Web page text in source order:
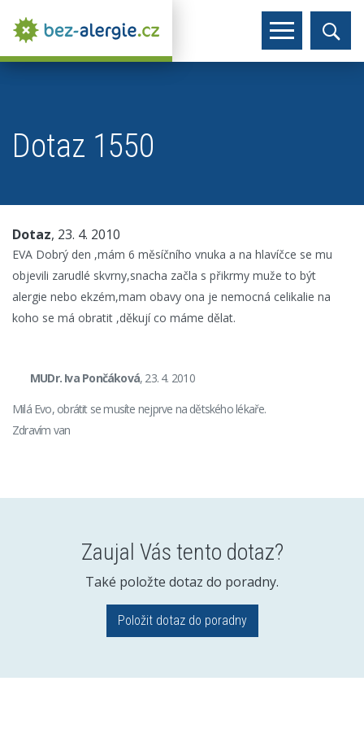
Dotaz 1550
Dotaz, 23. 4. 2010
EVA Dobrý den ,mám 6 měsíčního vnuka a na hlavíčce se mu
objevili zarudlé skvrny,snacha začla s přikrmy muže to být
alergie nebo ekzém,mam obavy ona je nemocná celikalie na
koho se má obratit ,děkují co máme dělat.
MUDr. Iva Pončáková, 23. 4. 2010
Milá Evo, obrátit se musíte nejprve na dětského lékaře.
Zdravím van
Zaujal Vás tento dotaz?
Také položte dotaz do poradny.
Položit dotaz do poradny